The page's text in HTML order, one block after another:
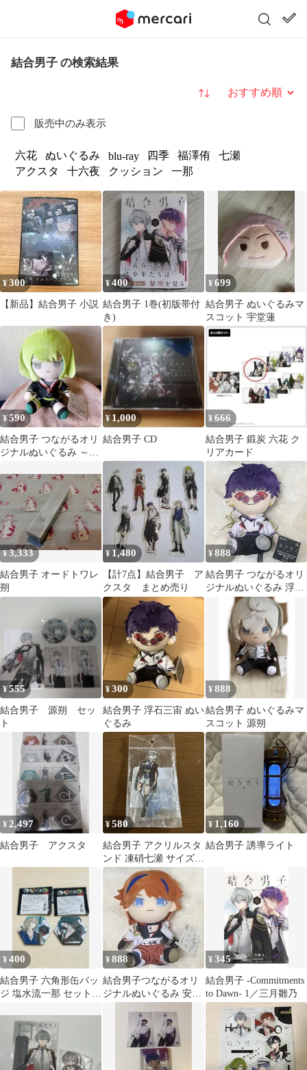
結合男子 の検索結果
販売中のみ表示
並び替え
六花 ぬいぐるみ blu-ray 四季 福澤侑
七瀬
アクスタ
十六夜 クッション 一那
¥300
【新品】結合男子 小説
¥400
結合男子 1巻(初版帯付
き)
¥699
結合男子 ぬいぐるみマ
スコット 宇堂蓮
¥590
結合男子 つながるオリ
ジナルぬいぐるみ ～鍛
¥1,000
結合男子 CD
¥ 666
結合男子 鍛炭 六花 ク
リアカード
¥3,333
結合男子 オードトワレ
朔
¥ 1,480
【計7点】結合男子 ア
クスタ まとめ売り
¥888
結合男子 つながるオリ
ジナルぬいぐるみ 浮石
¥555
結合男子 源朔 セッ
ト
¥300
結合男子 浮石三宙 ぬい
ぐるみ
¥888
結合男子 ぬいぐるみマ
スコット 源朔
¥ 2,497
結合男子 アクスタ
¥580
結合男子 アクリルスタ
ンド 凍硝七瀬 サイズ約
12㌢
¥ 1,160
結合男子 誘導ライト
¥400
結合男子 六角形缶バッ
ジ 塩水流一那 セット売
¥888
結合男子つながるオリ
ジナルぬいぐるみ 安酸
¥345
結合男子 -Commitments
to Dawn- 1／三月雛乃